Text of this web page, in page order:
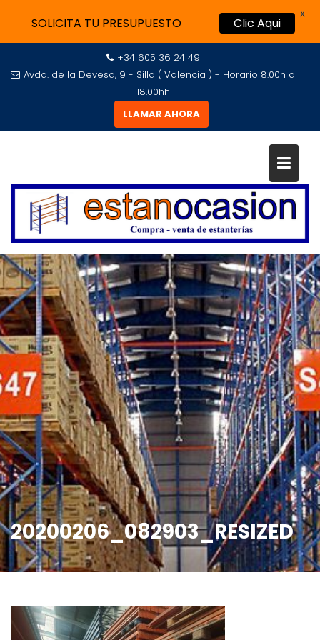
+34 605 36 24 49
Avda. de la Devesa, 9 - Silla ( Valencia ) - Horario 8.00h a
18.00hh
LLAMAR AHORA
20200206_082903_RESIZED
SOLICITA TU PRESUPUESTO Clic Aqui
X